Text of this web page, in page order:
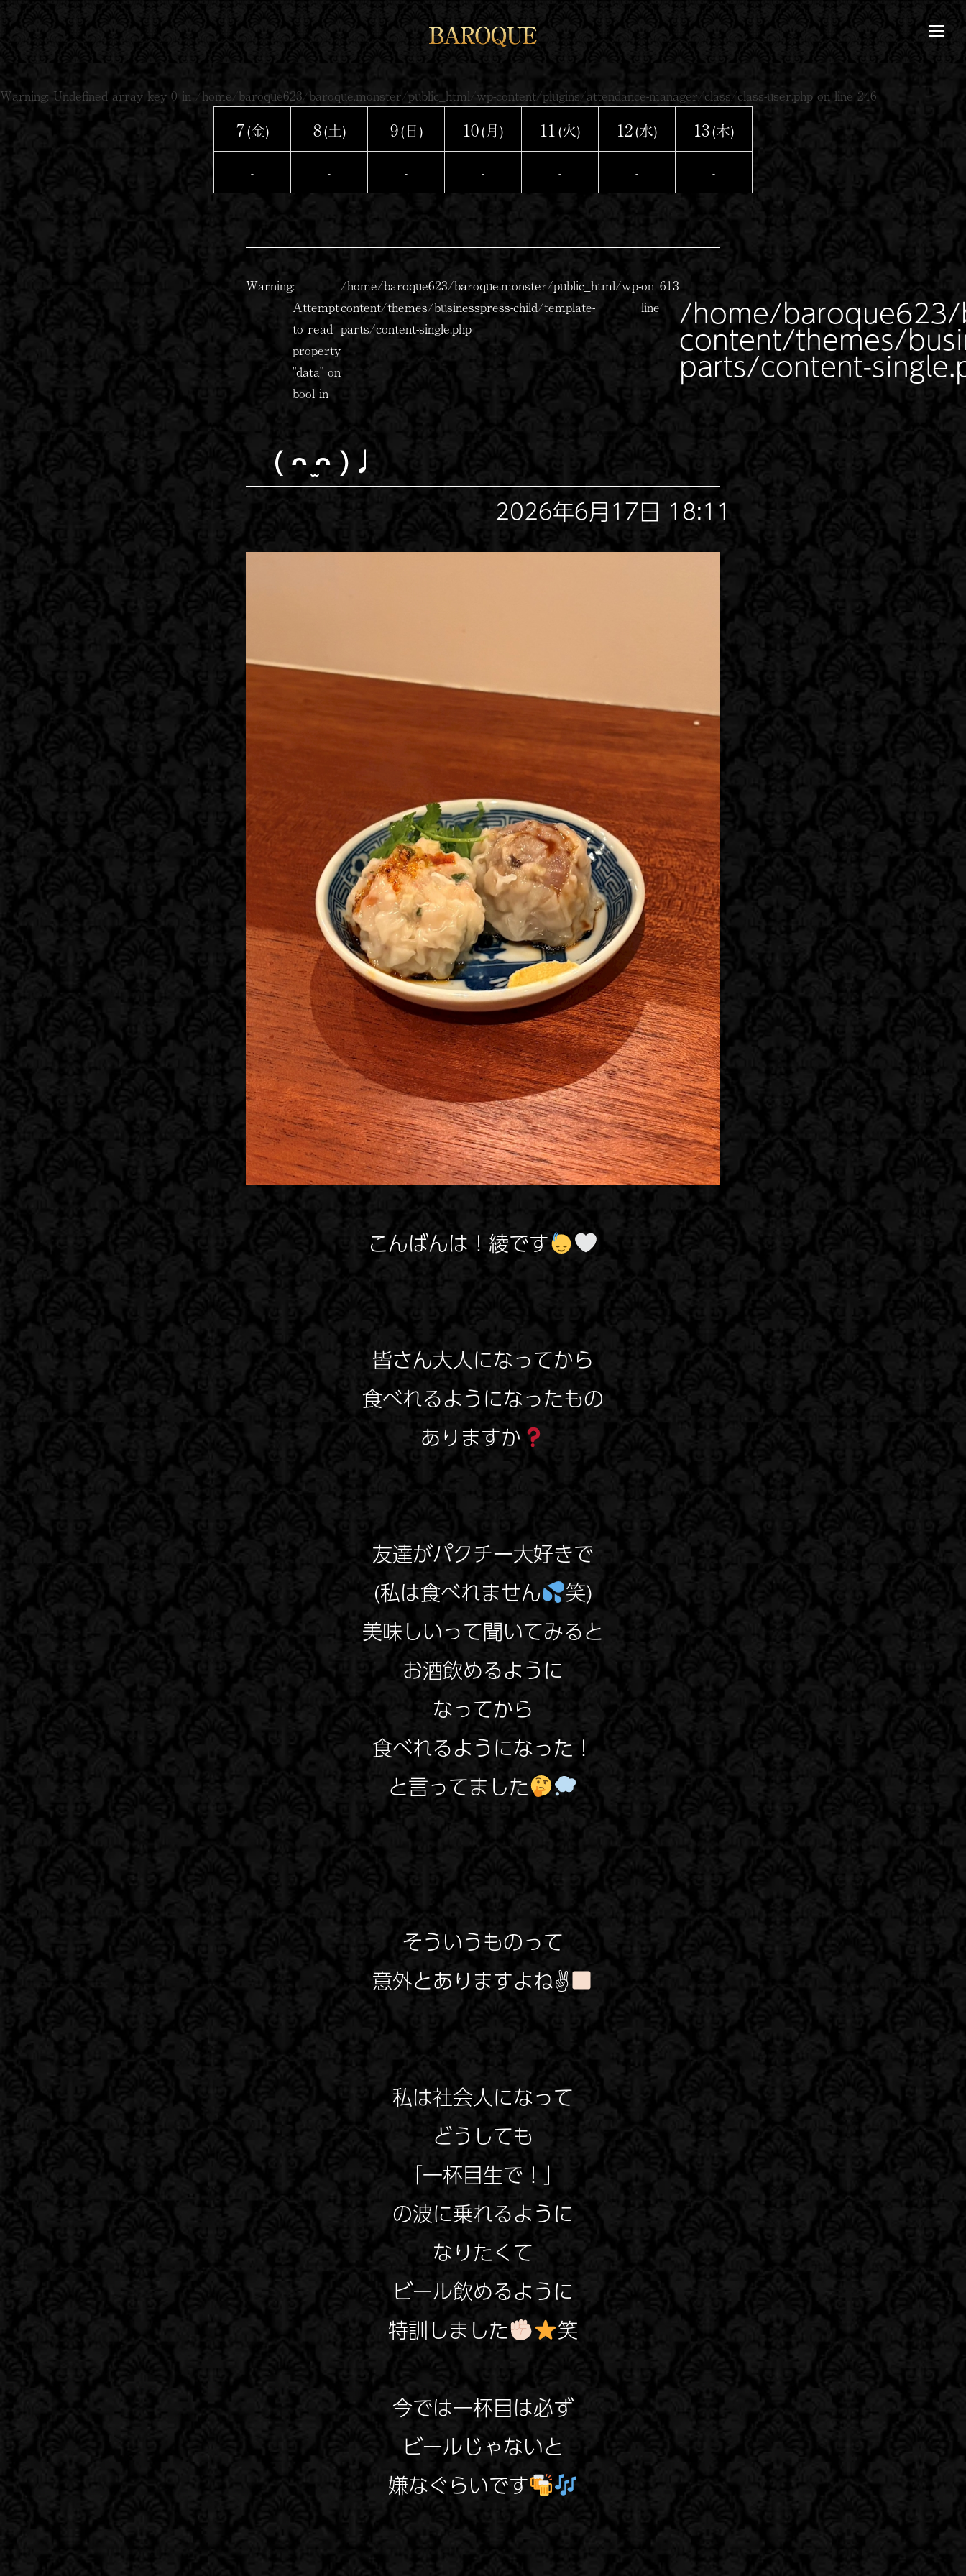
ツ
メ
ュ
Warning: Undefined array key 0 in /home/baroque623/baroque.monster/public_html/wp-content/plugins/attendance-manager/class/class-user.php on line 246
7(金) 8(土) 9(日) 10(月) 11(火) 12(水) 13(木)
- - - - - - -
Warning:
Attempt
to read
property
"data" on
bool in
/home/baroque623/baroque.monster/public_html/wp-
content/themes/businesspress-child/template-
parts/content-single.php
on
line
613
/home/
content/themes/
parts/content-
( ᴖ ̫ᴖ )♩
2026年6月17日 18:11
こんばんは！綾です
皆さん大人になってから
食べれるようになったもの
ありますか
友達がパクチー大好きで
(私は食べれません
笑)
美味しいって聞いてみると
お酒飲めるように
なってから
食べれるようになった！
と言ってました
そういうものって
意外とありますよね✌
私は社会人になって
どうしても
「一杯目生で！」
の波に乗れるように
なりたくて
ビール飲めるように
特訓しました
笑
今では一杯目は必ず
ビールじゃないと
嫌なぐらいです